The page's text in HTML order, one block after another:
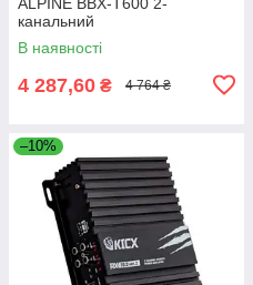
канальний
В наявності
4 287,60 ₴ 4 764 ₴
–10%